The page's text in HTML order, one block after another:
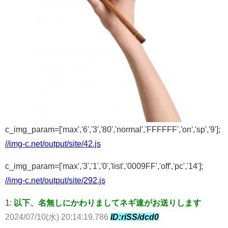
c_img_param=['max','6','3','80','normal','FFFFFF','on','sp','9'];
//img-c.net/output/site/42.js
c_img_param=['max','3','1','0','list','0009FF','off','pc','14'];
//img-c.net/output/site/292.js
1: 以下、名無しにかわりましてネギ速がお送りします
2024/07/10(水) 20:14:19.786 ID:riSS/dcd0